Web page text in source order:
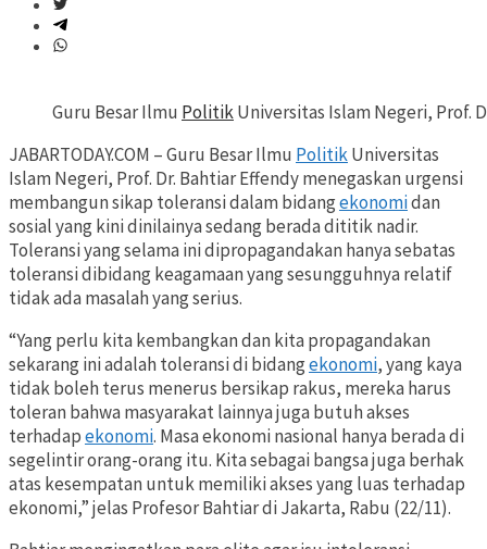
Guru Besar Ilmu PolitikUniversitas Islam Negeri, Prof.
JABARTODAY.COM – Guru Besar Ilmu PolitikUniversitas
Islam Negeri, Prof. Dr. Bahtiar Effendy menegaskan urgensi
membangun sikap toleransi dalam bidangekonomidan
sosial yang kini dinilainya sedang berada dititik nadir.
Toleransi yang selama ini dipropagandakan hanya sebatas
toleransi dibidang keagamaan yang sesungguhnya relatif
tidak ada masalah yang serius.
“Yang perlu kita kembangkan dan kita propagandakan
sekarang ini adalah toleransi di bidangekonomi, yang kaya
tidak boleh terus menerus bersikap rakus, mereka harus
toleran bahwa masyarakat lainnya juga butuh akses
terhadapekonomi. Masa ekonomi nasional hanya berada di
segelintir orang-orang itu. Kita sebagai bangsa juga berhak
atas kesempatan untuk memiliki akses yang luas terhadap
ekonomi,” jelas Profesor Bahtiar di Jakarta, Rabu (22/11).